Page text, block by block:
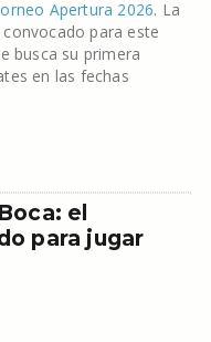
Apertura 2026. La
para este
busca su primera
en las fechas
el
para jugar